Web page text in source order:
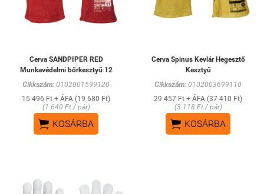
Cerva SANDPIPER RED
Munkavédelmi bőrkesztyű 12
Cikkszám: 0102001599120
15 496 Ft + ÁFA (19 680 Ft)
(1 640 Ft / pár)
 KOSÁRBA
Cerva Spinus Kevlár Hegesztő
Kesztyű
Cikkszám: 0102003699110
29 457 Ft + ÁFA (37 410 Ft)
(3 118 Ft / pár)
 KOSÁRBA